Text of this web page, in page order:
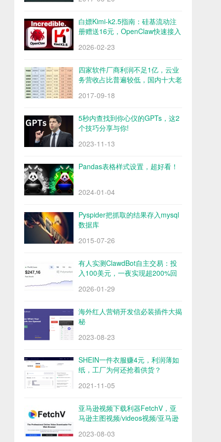
白嫖Kimi-k2.5指南：硅基流动注
册赠送16元，OpenClaw快速接入
2026-02-23
四家软件厂商利润不足1亿，云业
务营收占比普遍较低，国内十大老
2017-09-18
5秒内查找到你心仪的GPTs，这2
个技巧分享与你!
2023-11-13
Pandas表格样式设置，超好看！
2024-01-04
Pyspider把抓取的结果存入mysql
数据库
2015-07-26
有人实测ClawdBot自主交易：投
入100美元，一夜实现超200%回
2026-01-29
海外红人营销开发信必装插件大揭
秘
2023-08-23
SHEIN一件衣服赚4元，利润薄如
纸，工厂为何还抢着供货？
2021-11-05
亚马逊视频下载利器FetchV，亚
马逊主图视频/videos视频/亚马逊
2023-08-03